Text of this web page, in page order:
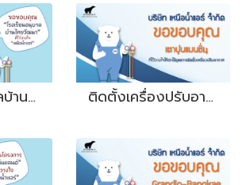
โรงเรียนอนุบาลบ้านไทยวัฒนา ติดตั้งเครื่องปรับอากาศที่เตาปูน แมนชั่น